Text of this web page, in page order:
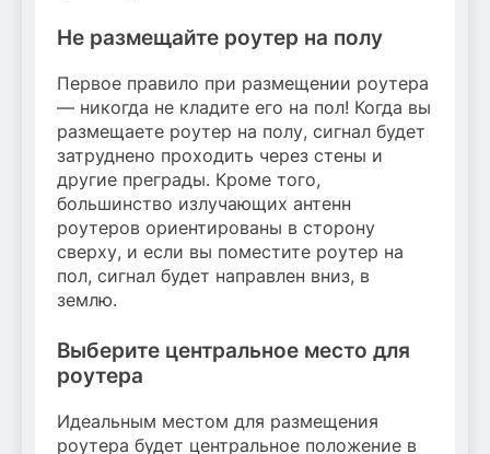
Не размещайте роутер на полу
Первое правило при размещении роутера
— никогда не кладите его на пол! Когда вы
размещаете роутер на полу, сигнал будет
затруднено проходить через стены и
другие преграды. Кроме того,
большинство излучающих антенн
роутеров ориентированы в сторону
сверху, и если вы поместите роутер на
пол, сигнал будет направлен вниз, в
землю.
Выберите центральное место для
роутера
Идеальным местом для размещения
роутера будет центральное положение в